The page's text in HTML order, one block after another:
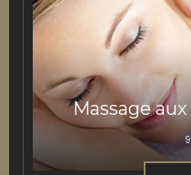
Massage